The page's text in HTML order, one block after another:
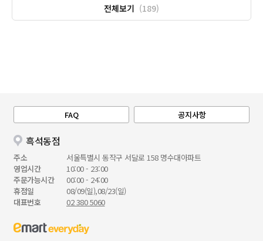
전체보기 (189)
FAQ 공지사항
흑석동점
주소
서울특별시 동작구 서달로 158 명수대아파트
영업시간
10:00 - 23:00
주문가능시간
00:00 - 24:00
휴점일
08/09(일),08/23(일)
대표번호
02 380 5060